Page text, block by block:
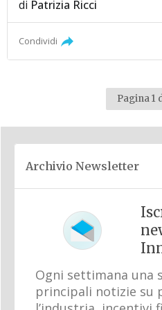
di Patrizia Ricci
Condividi
Pagina 1
Archivio Newsletter
Ogni settimana una
principali notizie su